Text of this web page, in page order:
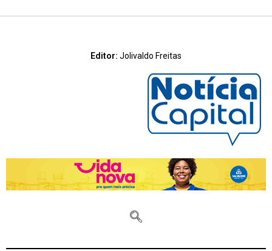
Editor: Jolivaldo Freitas